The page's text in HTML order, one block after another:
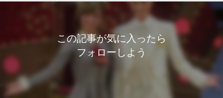
この記事が気に入ったら
フォローしよう